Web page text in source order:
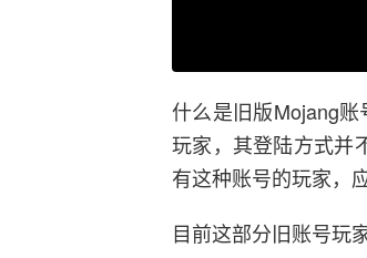
什么是旧版Mojang
玩家，其登陆方式并
有这种账号的玩家，
目前这部分旧账号玩